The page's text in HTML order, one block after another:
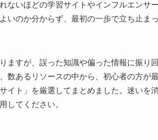
ないほどの学習サイトやインフルエンサ
いのか分からず、最初の一歩で立ち止ま
ますが、誤った知識や偏った情報に振り
数あるリソースの中から、初心者の方が
イト」を厳選してまとめました。迷いを
してください。